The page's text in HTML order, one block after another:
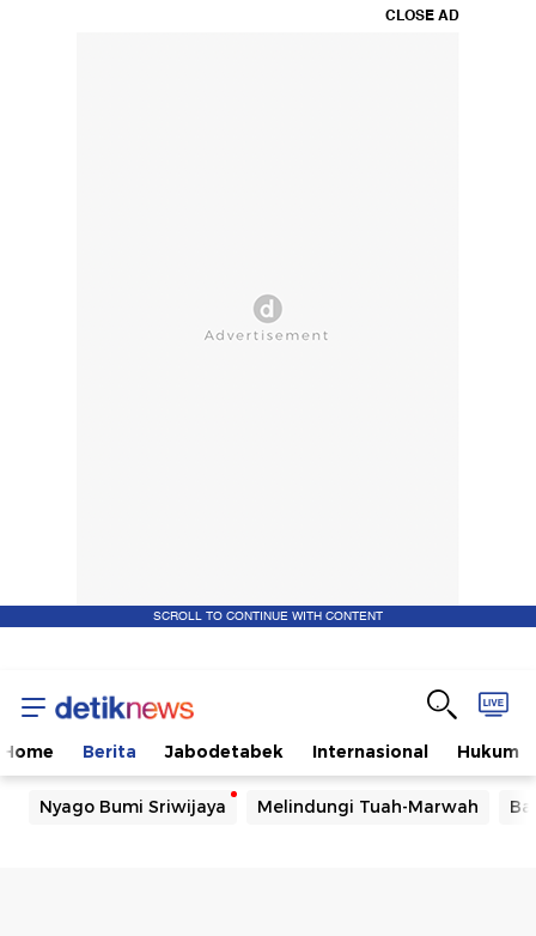
CLOSE AD
SCROLL TO CONTINUE WITH CONTENT
Home Berita Jabodetabek Internasional Hukum
Nyago Bumi Sriwijaya Melindungi Tuah-Marwah